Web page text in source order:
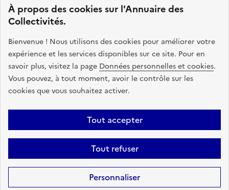
À propos des cookies sur l'Annuaire des
Collectivités.
Bienvenue ! Nous utilisons des cookies pour améliorer votre
expérience et les services disponibles sur ce site. Pour en
savoir plus, visitez la page Données personnelles et cookies.
Vous pouvez, à tout moment, avoir le contrôle sur les
cookies que vous souhaitez activer.
Tout accepter
Tout refuser
Personnaliser
Cohésion des Territoires
. Le code source de ce site web
est disponible en licence libre. Le design de ce site est conçu
avec le système de design de l’État.
legifrance.gouv.fr
info.gouv.fr
service-public.gouv.fr
data.gouv.fr
Plan du site Accessibilite : non conforme
Mentions légales
Politique de confidentialité
Gestion des cookies FAQ
Kit de
Statistiques Code source
Sauf mention contraire, tous les contenus de ce site sont sous